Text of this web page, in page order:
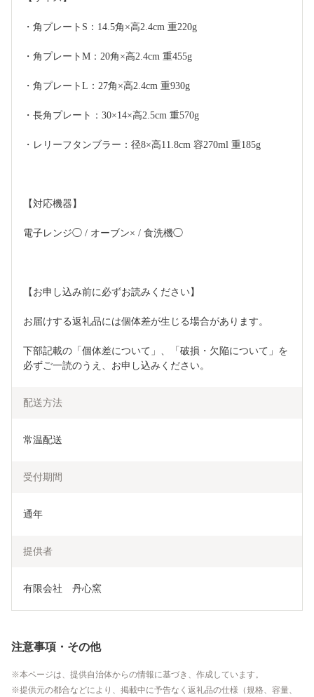
・角プレートS：14.5角×高2.4cm 重220g
・角プレートM：20角×高2.4cm 重455g
・角プレートL：27角×高2.4cm 重930g
・長角プレート：30×14×高2.5cm 重570g
・レリーフタンブラー：径8×高11.8cm 容270ml 重185g
【対応機器】
電子レンジ◯ / オーブン× / 食洗機◯
【お申し込み前に必ずお読みください】
お届けする返礼品には個体差が生じる場合があります。
下部記載の「個体差について」、「破損・欠陥について」を
必ずご一読のうえ、お申し込みください。
配送方法
常温配送
受付期間
通年
提供者
有限会社　丹心窯
注意事項・その他
本ページは、提供自治体からの情報に基づき、作成しています。
提供元の都合などにより、掲載中に予告なく返礼品の仕様（規格、容量、